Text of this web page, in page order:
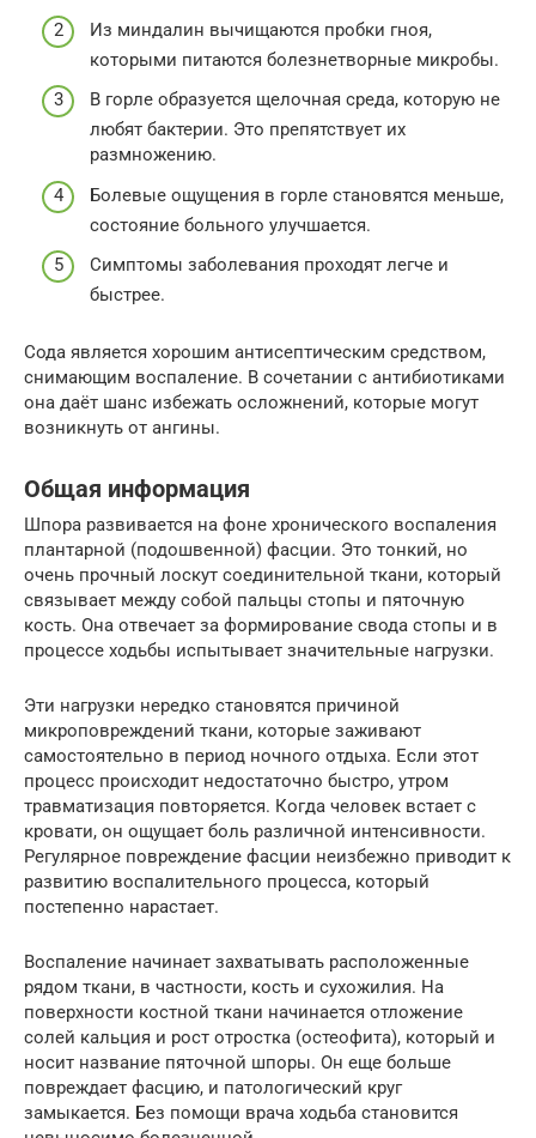
Из миндалин вычищаются пробки гноя,
которыми питаются болезнетворные микробы.
В горле образуется щелочная среда, которую не
любят бактерии. Это препятствует их
размножению.
Болевые ощущения в горле становятся меньше,
состояние больного улучшается.
Симптомы заболевания проходят легче и
быстрее.
Сода является хорошим антисептическим средством,
снимающим воспаление. В сочетании с антибиотиками
она даёт шанс избежать осложнений, которые могут
возникнуть от ангины.
Общая информация
Шпора развивается на фоне хронического воспаления
плантарной (подошвенной) фасции. Это тонкий, но
очень прочный лоскут соединительной ткани, который
связывает между собой пальцы стопы и пяточную
кость. Она отвечает за формирование свода стопы и в
процессе ходьбы испытывает значительные нагрузки.
Эти нагрузки нередко становятся причиной
микроповреждений ткани, которые заживают
самостоятельно в период ночного отдыха. Если этот
процесс происходит недостаточно быстро, утром
травматизация повторяется. Когда человек встает с
кровати, он ощущает боль различной интенсивности.
Регулярное повреждение фасции неизбежно приводит к
развитию воспалительного процесса, который
постепенно нарастает.
Воспаление начинает захватывать расположенные
рядом ткани, в частности, кость и сухожилия. На
поверхности костной ткани начинается отложение
солей кальция и рост отростка (остеофита), который и
носит название пяточной шпоры. Он еще больше
повреждает фасцию, и патологический круг
замыкается. Без помощи врача ходьба становится